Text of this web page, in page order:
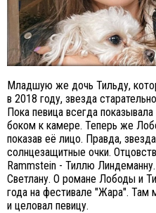
Младшую же дочь Тильду,
в 2018 году, звезда
Пока певица всегда
боком к камере. Теперь же
показав её лицо. Правда,
солнцезащитные очки.
Rammstein - Тиллю
Светлану. О романе Лободы и
года на фестивале "Жара". Там
и целовал певицу.